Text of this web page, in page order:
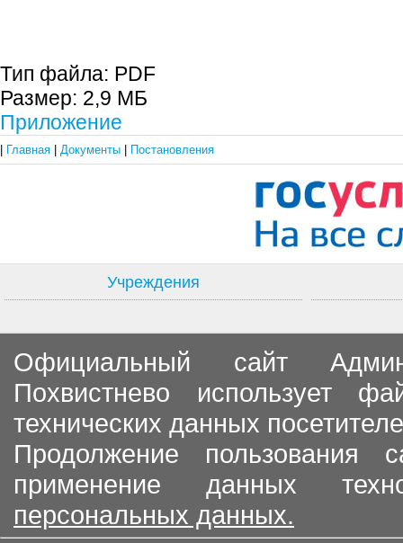
Тип файла: PDF
Размер: 2,9 МБ
Приложение
Главная Документы Постановления
Учреждения
Официальный сайт
Похвистнево использует
технических данных
Продолжение пользования
применение данных
персональных данных.